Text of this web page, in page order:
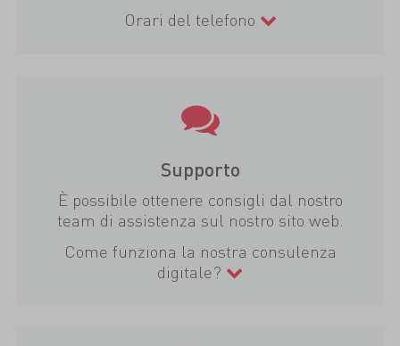
Orari del telefono
Supporto
È possibile ottenere consigli dal nostro
team di assistenza sul nostro sito web.
Come funziona la nostra consulenza
digitale?